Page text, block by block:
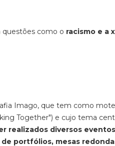
questões como o racismo e a
Imago, que tem como mote
Together") e cujo tema
realizados diversos
portfólios, mesas